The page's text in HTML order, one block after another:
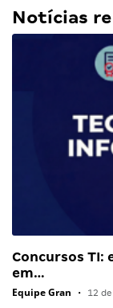
Notícias
Concursos TI:
em…
Equipe Gran • 12